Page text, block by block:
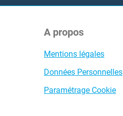
A propos
Mentions légales
Données Personnelles
Paramétrage Cookie